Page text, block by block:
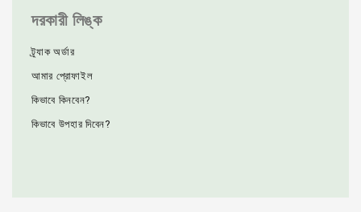
দরকারী লিঙ্ক
ট্র্যাক অর্ডার
আমার প্রোফাইল
কিভাবে কিনবেন?
কিভাবে উপহার দিবেন?